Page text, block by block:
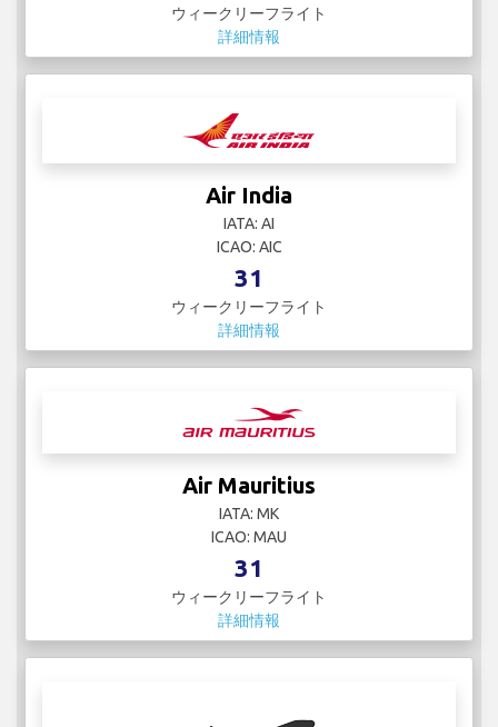
ウィークリーフライト
詳細情報
Air India
IATA: AI
ICAO: AIC
31
ウィークリーフライト
詳細情報
Air Mauritius
IATA: MK
ICAO: MAU
31
ウィークリーフライト
詳細情報